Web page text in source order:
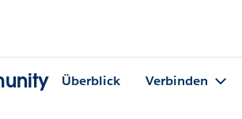
Überblick Verbinden